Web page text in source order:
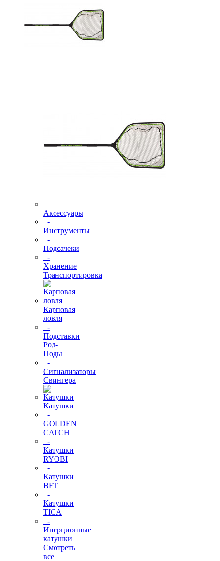
Аксессуары
-
Инструменты
-
Подсачеки
-
Хранение
Транспортировка
Карповая
ловля
-
Подставки
Род-
Поды
-
Сигнализаторы
Свингера
Катушки
-
GOLDEN
CATCH
-
Катушки
RYOBI
-
Катушки
BFT
-
Катушки
TICA
-
Инерционные
катушки
Смотреть
все